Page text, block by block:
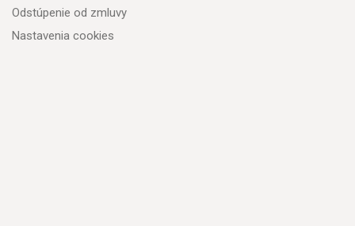
Odstúpenie od zmluvy
Nastavenia cookies